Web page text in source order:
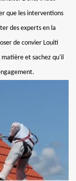
que les interventions
des experts en la
de convier Louiti
et sachez qu'il